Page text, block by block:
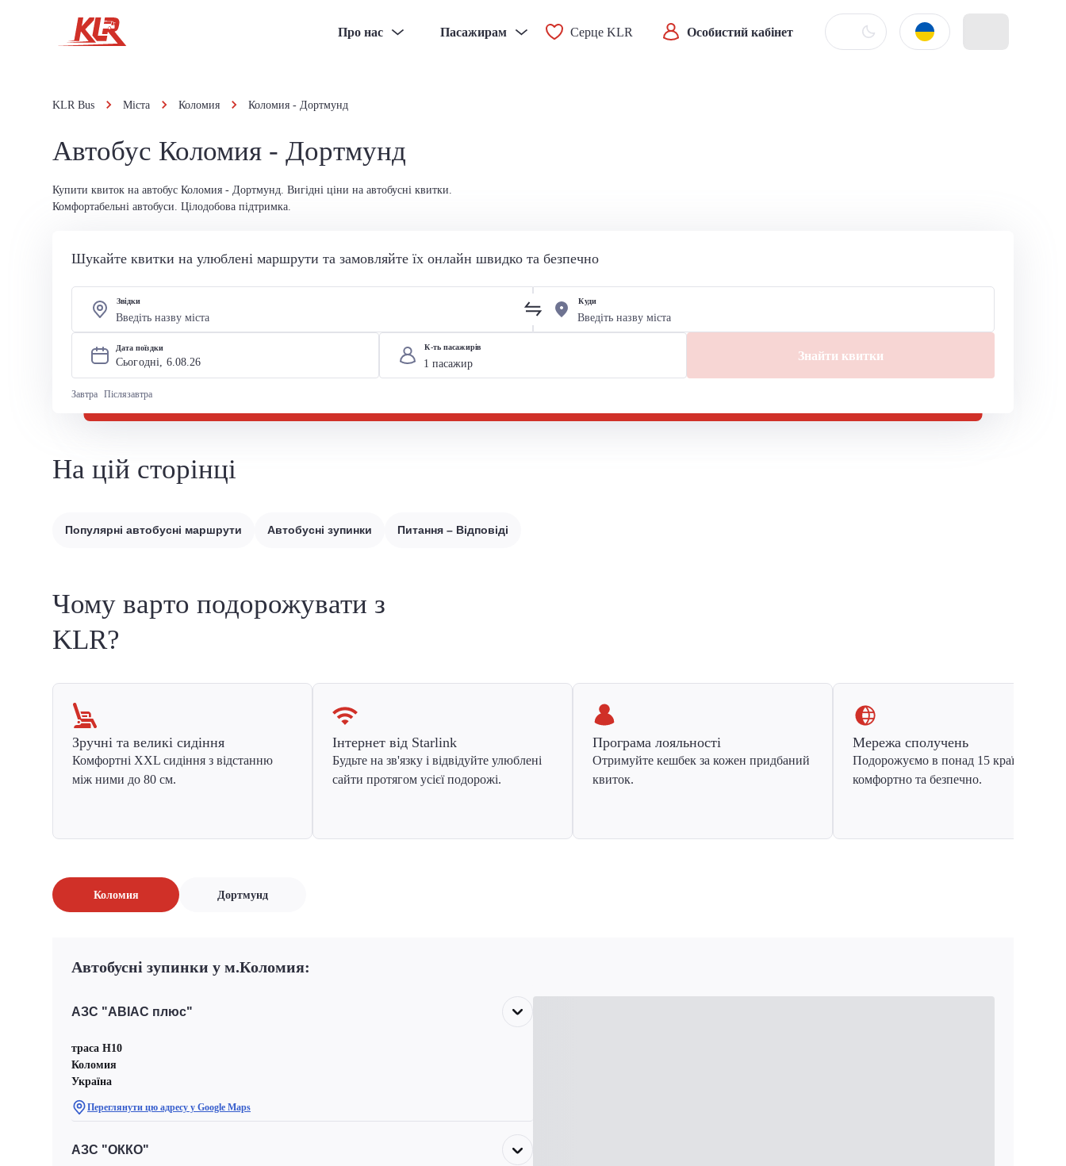
Про нас Пасажирам Серце KLR Особистий кабінет
KLR Bus Міста Коломия Коломия - Дортмунд
Автобус Коломия - Дортмунд
Купити квиток на автобус Коломия - Дортмунд. Вигідні ціни на автобусні квитки.
Комфортабельні автобуси. Цілодобова підтримка.
Шукайте квитки на улюблені маршрути та замовляйте їх онлайн швидко та безпечно
Звідки Куди
Дата поїздки
Сьогодні, 6.08.26
Завтра Післязавтра
К-ть пасажирів
Знайти квитки
На цій сторінці
Популярні автобусні маршрути Автобусні зупинки Питання – Відповіді
Чому варто подорожувати з
KLR?
Зручні та великі сидіння
Комфортні XXL сидіння з відстанню
між ними до 80 см.
Інтернет від Starlink
Будьте на зв'язку і відвідуйте улюблені
сайти протягом усієї подорожі.
Програма лояльності
Отримуйте кешбек за кожен придбаний
квиток.
Мережа сполучень
Подорожуємо в понад 15 країн Європи
комфортно та безпечно.
Коломия Дортмунд
Автобусні зупинки у м.Коломия:
АЗС "ABIAC плюс"
траса H10
Коломия
Україна
Переглянути цю адресу у Google Maps
АЗС "ОККО"